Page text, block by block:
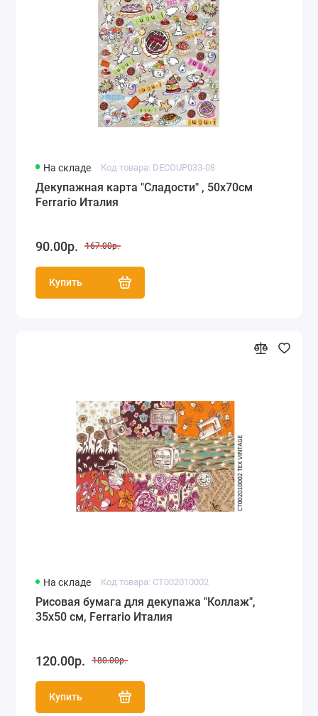
На складе Код товара: DECOUP033-08
Декупажная карта "Сладости" , 50х70см
Ferrario Италия
90.00р. 167.00р.
Купить
На складе Код товара: CT002010002
Рисовая бумага для декупажа "Коллаж",
35х50 см, Ferrario Италия
120.00р. 180.00р.
Купить